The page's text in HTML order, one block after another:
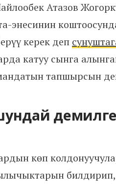
Атазов
энесинин
керек деп
катуу сынга
тапшырсын
көп